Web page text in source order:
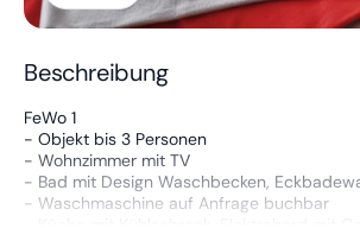
Beschreibung
FeWo 1
- Objekt bis 3 Personen
- Wohnzimmer mit TV
- Bad mit Design Waschbecken,
- Waschmaschine auf Anfrage buchbar